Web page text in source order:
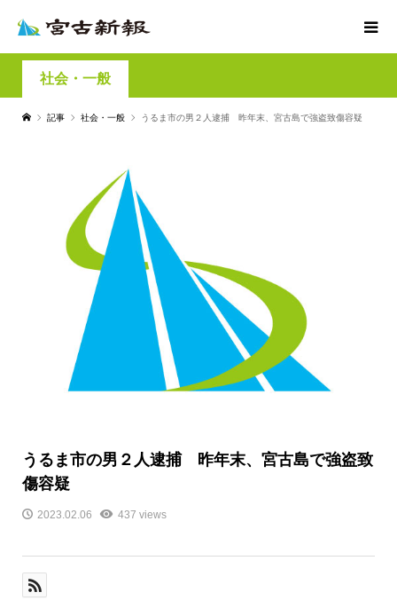
社会・一般
記事 社会・一般 うるま市の男２人逮捕 昨年末、宮古島で強盗致傷容疑
うるま市の男２人逮捕 昨年末、宮古島で強盗致
傷容疑
2023.02.06 437 views